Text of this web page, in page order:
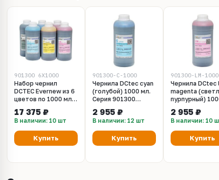
901300_6X1000
Набор чернил
DCTEC Evernew из 6
цветов по 1000 мл.
(Ранее 510601)
17 375 ₽
В наличии: 10 шт
Купить
901300-C-1000
Чернила DCtec сyan
(голубой) 1000 мл.
Серия 901300
2 955 ₽
В наличии: 12 шт
Купить
901300-LM-1000
Чернила DCtec
magenta
пурпурный)
(Ранее 109602)
2 955 ₽
В наличии: 10
Купить